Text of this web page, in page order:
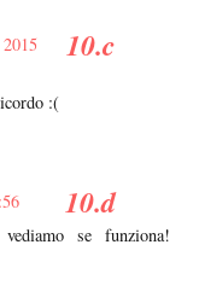
:(
se funziona!